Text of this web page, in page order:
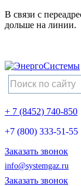
В связи с
дольше на линии.
+ 7 (8452) 740-850
+7 (800) 333-51-55
Заказать звонок
info@systemgaz.ru
Заказать звонок